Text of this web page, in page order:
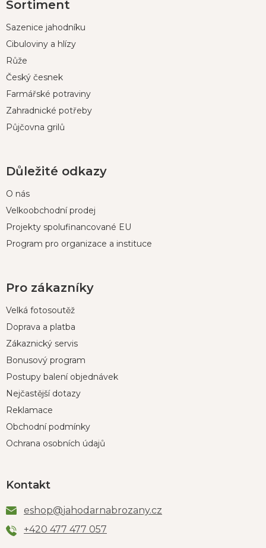
á
a
Sortiment
Sazenice jahodníku
Cibuloviny a hlízy
Růže
Český česnek
Farmářské potraviny
Zahradnické potřeby
Půjčovna grilů
Důležité odkazy
O nás
Velkoobchodní prodej
Projekty spolufinancované EU
Program pro organizace a instituce
Pro zákazníky
Velká fotosoutěž
Doprava a platba
Zákaznický servis
Bonusový program
Postupy balení objednávek
Nejčastější dotazy
Reklamace
Obchodní podmínky
Ochrana osobních údajů
Kontakt
eshop@jahodarnabrozany.cz
+420 477 477 057